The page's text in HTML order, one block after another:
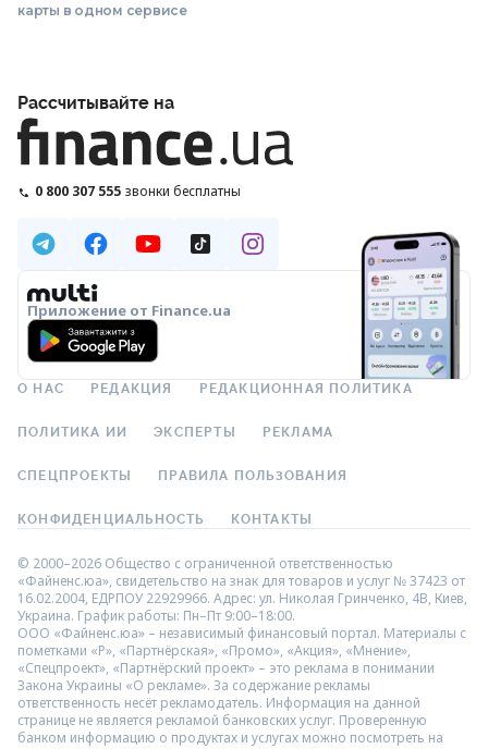
карты в одном сервисе
Рассчитывайте на
0 800 307 555 звонки бесплатны
Приложение от Finance.ua
О НАС РЕДАКЦИЯ РЕДАКЦИОННАЯ ПОЛИТИКА
ПОЛИТИКА ИИ ЭКСПЕРТЫ РЕКЛАМА
СПЕЦПРОЕКТЫ ПРАВИЛА ПОЛЬЗОВАНИЯ
КОНФИДЕНЦИАЛЬНОСТЬ КОНТАКТЫ
© 2000–2026 Общество с ограниченной ответственностью
«Файненс.юа», свидетельство на знак для товаров и услуг № 37423 от
16.02.2004, ЕДРПОУ 22929966. Адрес: ул. Николая Гринченко, 4В, Киев,
Украина. График работы: Пн–Пт 9:00–18:00.
ООО «Файненс.юа» – независимый финансовый портал. Материалы с
пометками «Р», «Партнёрская», «Промо», «Акция», «Мнение»,
«Спецпроект», «Партнёрский проект» – это реклама в понимании
Закона Украины «О рекламе». За содержание рекламы
ответственность несёт рекламодатель. Информация на данной
странице не является рекламой банковских услуг. Проверенную
банком информацию о продуктах и услугах можно посмотреть на